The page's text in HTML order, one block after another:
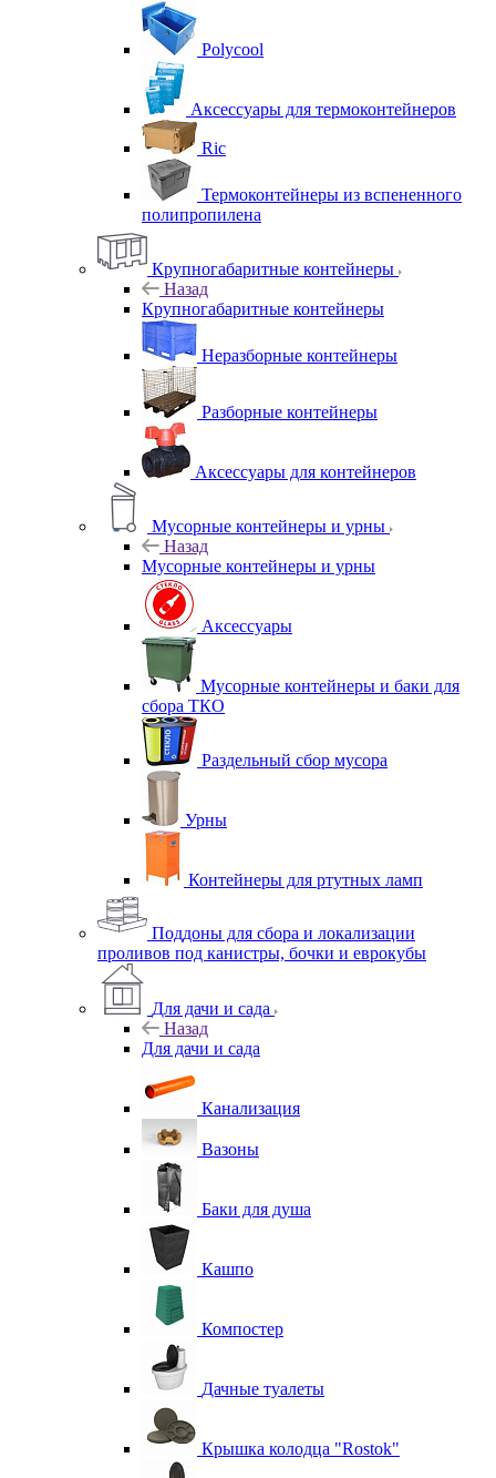
Polycool
Аксессуары для термоконтейнеров
Ric
Термоконтейнеры из вспененного
полипропилена
Крупногабаритные контейнеры
Назад
Крупногабаритные контейнеры
Неразборные контейнеры
Разборные контейнеры
Аксессуары для контейнеров
Мусорные контейнеры и урны
Назад
Мусорные контейнеры и урны
Аксессуары
Мусорные контейнеры и баки для
сбора ТКО
Раздельный сбор мусора
Урны
Контейнеры для ртутных ламп
Поддоны для сбора и локализации
проливов под канистры, бочки и еврокубы
Для дачи и сада
Назад
Для дачи и сада
Канализация
Вазоны
Баки для душа
Кашпо
Компостер
Дачные туалеты
Крышка колодца "Rostok"